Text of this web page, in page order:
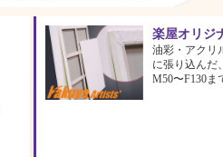
楽屋オリジ
油彩・アクリ
に張り込んだ
M50〜F130ま